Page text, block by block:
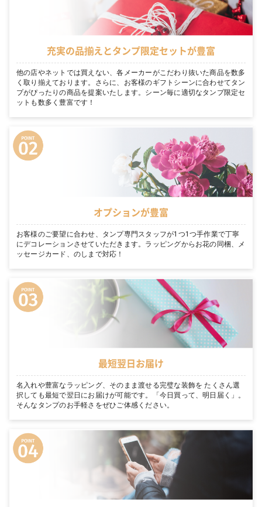
充実の品揃えとタンプ限定セットが豊富
他の店やネットでは買えない、各メーカーがこだわり抜いた商品を数多
く取り揃えております。さらに、お客様のギフトシーンに合わせてタン
プがぴったりの商品を提案いたします。シーン毎に適切なタンプ限定セ
ットも数多く豊富です！
オプションが豊富
お客様のご要望に合わせ、タンプ専門スタッフが1つ1つ手作業で丁寧
にデコレーションさせていただきます。ラッピングからお花の同梱、メ
ッセージカード、のしまで対応！
最短翌日お届け
名入れや豊富なラッピング、そのまま渡せる完璧な装飾を たくさん選
択しても最短で翌日にお届けが可能です。「今日買って、明日届く」。
そんなタンプのお手軽さをぜひご体感ください。